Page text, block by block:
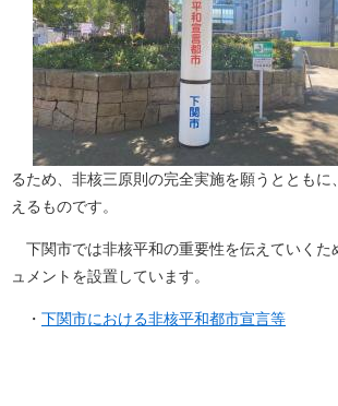
るため、非核三原則の完全実施を願うとともに
えるものです。
下関市では非核平和の重要性を伝えていくた
ュメントを設置しています。
・ 下関市における非核平和都市宣言等